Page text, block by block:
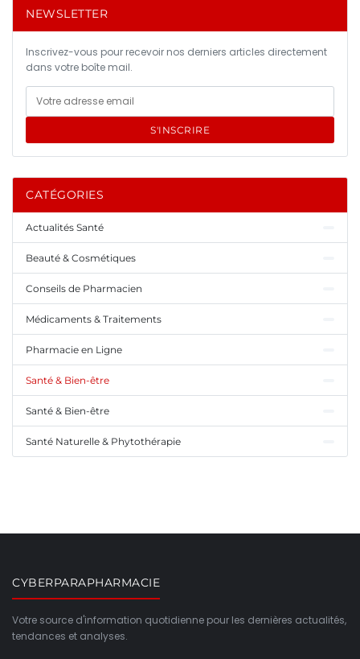
NEWSLETTER
Inscrivez-vous pour recevoir nos derniers articles directement
dans votre boîte mail.
S'INSCRIRE
CATÉGORIES
Actualités Santé
Beauté & Cosmétiques
Conseils de Pharmacien
Médicaments & Traitements
Pharmacie en Ligne
Santé & Bien-être
Santé & Bien-être
Santé Naturelle & Phytothérapie
CYBERPARAPHARMACIE
Votre source d'information quotidienne pour les dernières actualités,
tendances et analyses.